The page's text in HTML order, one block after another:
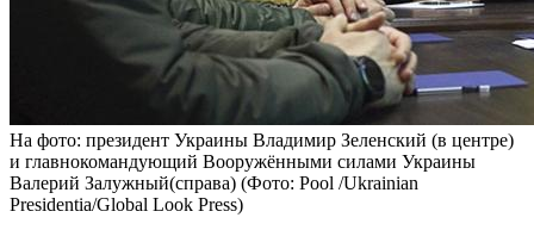
На фото: президент Украины Владимир Зеленский (в центре)
и главнокомандующий Вооружёнными силами Украины
Валерий Залужный(справа) (Фото: Pool /Ukrainian
Presidentia/Global Look Press)